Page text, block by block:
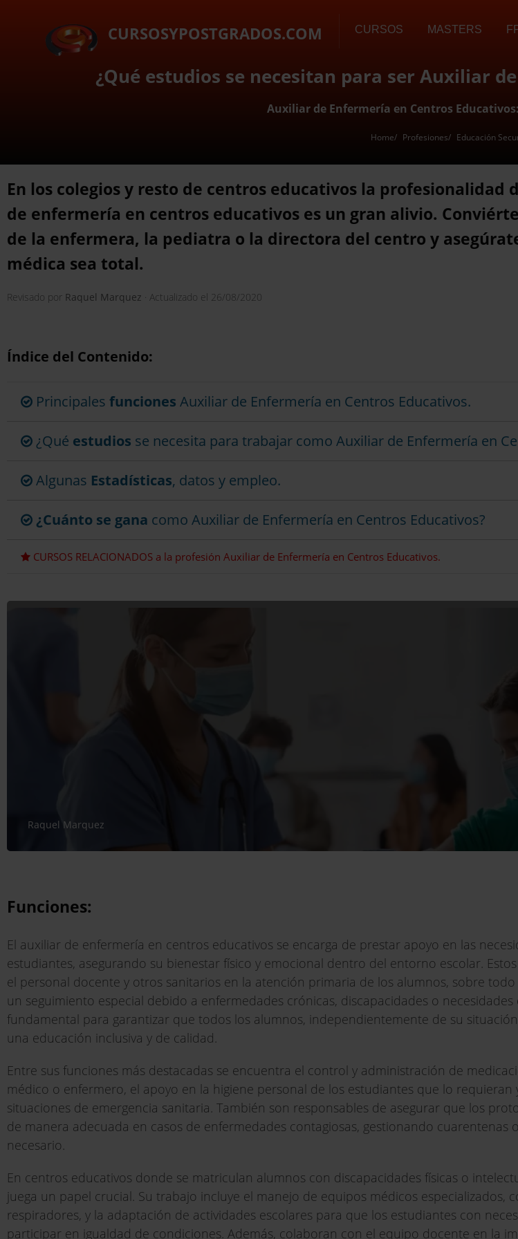
CURSOSYPOSTGRADOS.COM CURSOS MASTERS
¿Qué estudios se necesitan para ser Auxiliar
Auxiliar de Enfermería en Centros
Home Profesiones Educación
En los colegios y resto de centros educativos la profesionalidad
de enfermería en centros educativos es un gran alivio.
de la enfermera, la pediatra o la directora del centro y
médica sea total.
Revisado por Raquel Marquez · Actualizado el 26/08/2020
Índice del Contenido:
Principales funciones Auxiliar de Enfermería en Centros Educativos.
¿Qué estudios se necesita para trabajar como Auxiliar de Enfermería en
Algunas Estadísticas, datos y empleo.
¿Cuánto se gana como Auxiliar de Enfermería en Centros Educativos?
CURSOS RELACIONADOS a la profesión Auxiliar de Enfermería en Centros Educativos.
Raquel Marquez
Funciones:
El auxiliar de enfermería en centros educativos se encarga de prestar apoyo en las
estudiantes, asegurando su bienestar físico y emocional dentro del entorno escolar.
el personal docente y otros sanitarios en la atención primaria de los alumnos, sobre
un seguimiento especial debido a enfermedades crónicas, discapacidades o necesidades
fundamental para garantizar que todos los alumnos, independientemente de su
una educación inclusiva y de calidad.
Entre sus funciones más destacadas se encuentra el control y administración de
médico o enfermero, el apoyo en la higiene personal de los estudiantes que lo
situaciones de emergencia sanitaria. También son responsables de asegurar que los
de manera adecuada en casos de enfermedades contagiosas, gestionando cuarentenas
necesario.
En centros educativos donde se matriculan alumnos con discapacidades físicas o
juega un papel crucial. Su trabajo incluye el manejo de equipos médicos especializados,
respiradores, y la adaptación de actividades escolares para que los estudiantes con
participar en igualdad de condiciones. Además, colaboran con el equipo docente en la